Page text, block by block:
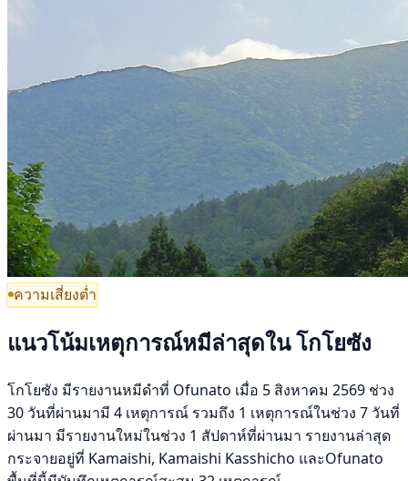
ความเสี่ยงต่ำ
แนวโน้มเหตุการณ์หมีล่าสุดใน โกโยซัง
โกโยซัง มีรายงานหมีดำที่ Ofunato เมื่อ 5 สิงหาคม 2569 ช่วง
30 วันที่ผ่านมามี 4 เหตุการณ์ รวมถึง 1 เหตุการณ์ในช่วง 7 วันที่
ผ่านมา มีรายงานใหม่ในช่วง 1 สัปดาห์ที่ผ่านมา รายงานล่าสุด
กระจายอยู่ที่ Kamaishi, Kamaishi Kasshicho และOfunato